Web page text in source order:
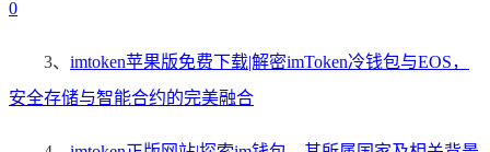
0
3、 imtoken苹果版免费下载|解密imToken冷钱包与EOS，
安全存储与智能合约的完美融合